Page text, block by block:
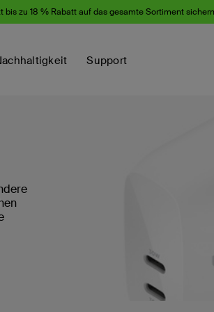
zu 18 % Rabatt auf das gesamte Sortiment
Support